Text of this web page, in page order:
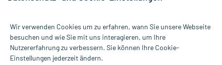
Alle Preise gelten inkl. MwSt., ggf. zzgl. Versandkosten
Informationen auf dieser Website werden ausschließlich für
Wir verwenden Cookies um zu erfahren, wann Sie unsere Webseite
besuchen und wie Sie mit uns interagieren, um Ihre
Nutzererfahrung zu verbessern. Sie können Ihre Cookie-
Einstellungen jederzeit ändern.